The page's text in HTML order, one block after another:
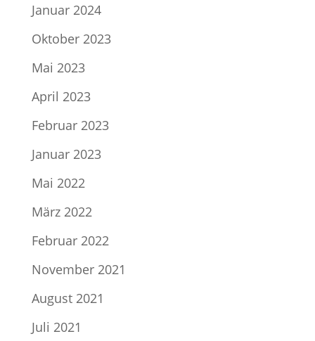
Januar 2024
Oktober 2023
Mai 2023
April 2023
Februar 2023
Januar 2023
Mai 2022
März 2022
Februar 2022
November 2021
August 2021
Juli 2021